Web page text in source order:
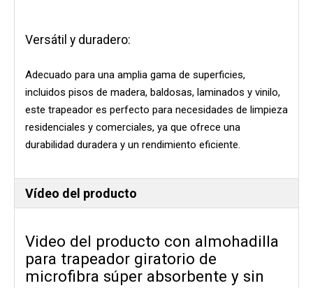
Versátil y duradero:
Adecuado para una amplia gama de superficies,
incluidos pisos de madera, baldosas, laminados y vinilo,
este trapeador es perfecto para necesidades de limpieza
residenciales y comerciales, ya que ofrece una
durabilidad duradera y un rendimiento eficiente.
Vídeo del producto
Video del producto con almohadilla
para trapeador giratorio de
microfibra súper absorbente y sin